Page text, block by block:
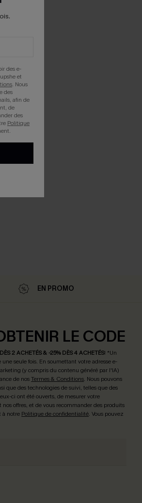
EN PROMO
LE CODE
DÈS 2 ACHETÉS & -25% DÈS 4 ACHETÉS! *Un
seule fois. En soumettant votre adresse e-
(y compris du contenu généré par l'IA)
de nosTermes & Conditions. Nous pouvons
que des technologies de suivi, telles que des
ci ont été ouverts, de mesurer votre
offres, et de vous recommander des produits
à notre Politique de confidentialité. Vous pouvez
des e-
et
. Nous
des
afin de
de
des
Politique